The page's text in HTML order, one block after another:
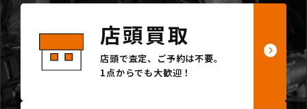
店頭買取
店頭で査定、ご予約は不要。
1点からでも大歓迎！